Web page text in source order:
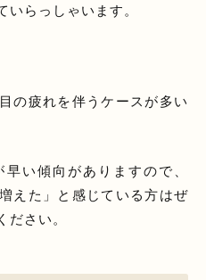
らっしゃいます。
の疲れを伴うケースが多い
い傾向がありますので、
えた」と感じている方はぜ
さい。